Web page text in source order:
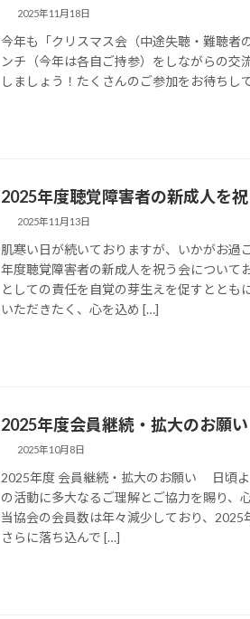
2025年11月18日
今年も「クリスマス会（中途失聴・難聴者
ンチ（今年は各自ご持参）をしながらの交
しましょう！たくさんのご参加をお待ちして
2025年度聴覚障害者の新成人を
2025年11月13日
肌寒い日が続いておりますが、いかがお過
年度聴覚障害者の新成人を祝う会について
としての責任を自覚の芽生えを促すととも
いただきたく、心を込め […]
2025年度会員継続・拡大のお願い
2025年10月8日
2025年度 会員継続・拡大のお願い 日頃
の活動に多大なるご理解とご協力を賜り、
当協会の会員数は年々減少しており、2025
さらに落ち込んで […]